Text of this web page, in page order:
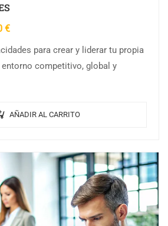
€
para crear y liderar tu propia
competitivo, global y
AÑADIR AL CARRITO